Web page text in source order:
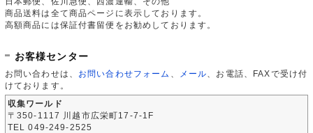
商品送料は全て商品ページに表示しております。
高額商品には保証付書留便をお勧めしております。
お客様センター
お問い合わせは、 お問い合わせフォーム メール 、お電話、FAXで受け付
けております。
収集ワールド
〒350-1117 川越市広栄町17-7-1F
TEL 049-249-2525